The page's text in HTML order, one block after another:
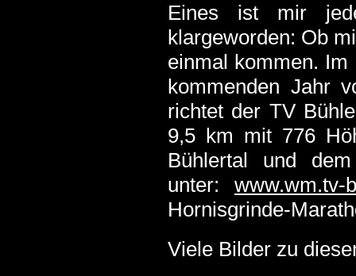
Eines ist mir
klargeworden: Ob
einmal kommen. Im
kommenden Jahr
richtet der TV
9,5 km mit 776
Bühlertal und
unter: www.wm.tv-
Hornisgrinde-
Viele Bilder zu